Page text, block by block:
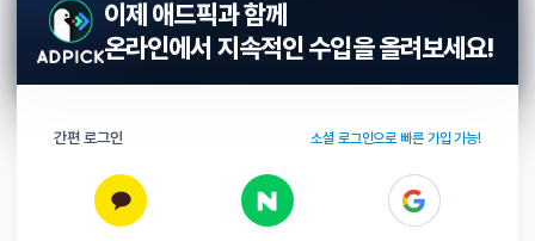
이제 애드픽과 함께
온라인에서 지속적인 수입을 올려보세요!
간편 로그인 소셜 로그인으로 빠른 가입 가능!